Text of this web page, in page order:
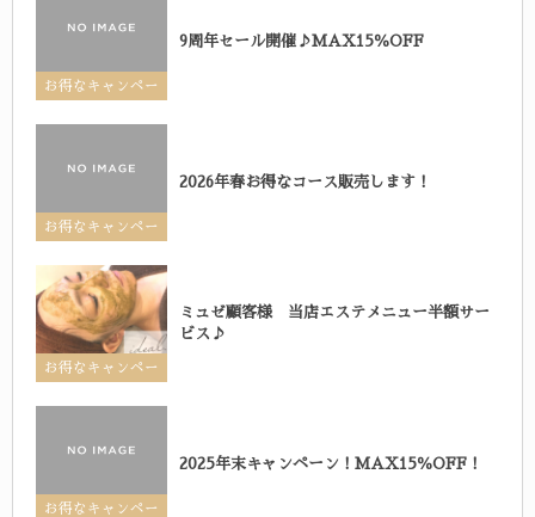
お得なキャンペー
9周年セール開催♪MAX15％OFF
お得なキャンペー
2026年春お得なコース販売します！
お得なキャンペー
ミュゼ顧客様 当店エステメニュー半額サー
ビス♪
お得なキャンペー
2025年末キャンペーン！MAX15％OFF！